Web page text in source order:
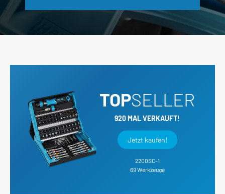
TOPSELLER
920 MAL VERKAUFT!
Jetzt kaufen!
2200SC-1
69 Werkzeuge